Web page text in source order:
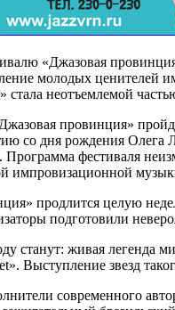
«Джазовая
молодых ценителей
неотъемлемой
провинция»
со дня рождения Олега
фестиваля
импровизационной
продлится целую
подготовили
станут: живая легенда
Выступление звезд
современного